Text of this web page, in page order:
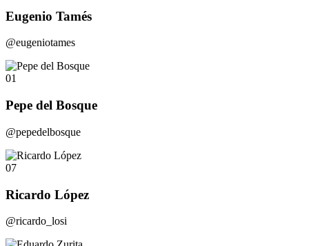
Eugenio Tamés
@eugeniotames
01
Pepe del Bosque
@pepedelbosque
07
Ricardo López
@ricardo_losi